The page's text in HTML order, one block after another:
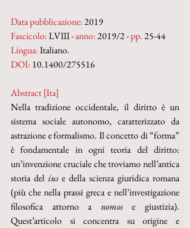
Data pubblicazione: 2019
Fascicolo: LVIII - anno: 2019/2 - pp. 25-44
Lingua: Italiano.
DOI: 10.1400/275516
Abstract [Ita]
Nella tradizione occidentale, il diritto è un
sistema sociale autonomo, caratterizzato da
astrazione e formalismo. Il concetto di “forma”
è fondamentale in ogni teoria del diritto:
un’invenzione cruciale che troviamo nell’antica
storia del ius e della scienza giuridica romana
(più che nella prassi greca e nell’investigazione
filosofica attorno a nomos e giustizia).
Quest’articolo si concentra su origine e